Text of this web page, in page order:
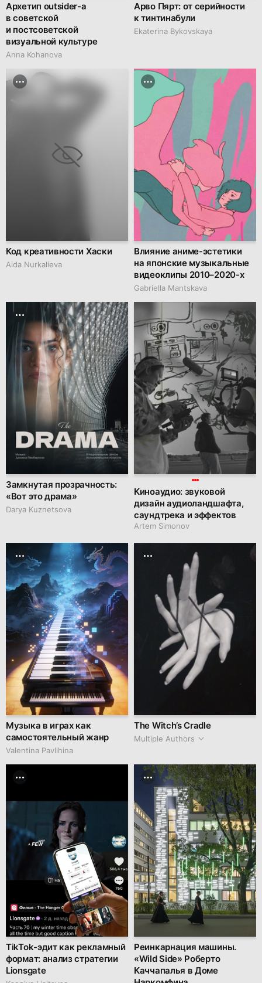
Архетип outsider-а
в советской
и постсоветской
визуальной культуре
Anna Kohanova
Арво Пярт: от серийности
к тинтинабули
Ekaterina Bykovskaya
Код креативности Хаски
Aida Nurkalieva
Влияние аниме-эстетики
на японские музыкальные
видеоклипы 2010–2020-х
Gabriella Mantskava
Замкнутая прозрачность:
«Вот это драма»
Darya Kuznetsova
Киноаудио: звуковой
дизайн аудиоландшафта,
саундтрека и эффектов
Artem Simonov
Музыка в играх как
самостоятельный жанр
Valentina Pavlihina
The Witch’s Cradle
Multiple Authors
TikTok-эдит как рекламный
формат: анализ стратегии
Lionsgate
Реинкарнация машины.
«Wild Side» Роберто
Каччапалья в Доме